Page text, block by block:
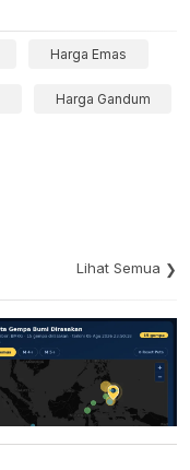
Harga Emas
Harga Gandum
Lihat Semua